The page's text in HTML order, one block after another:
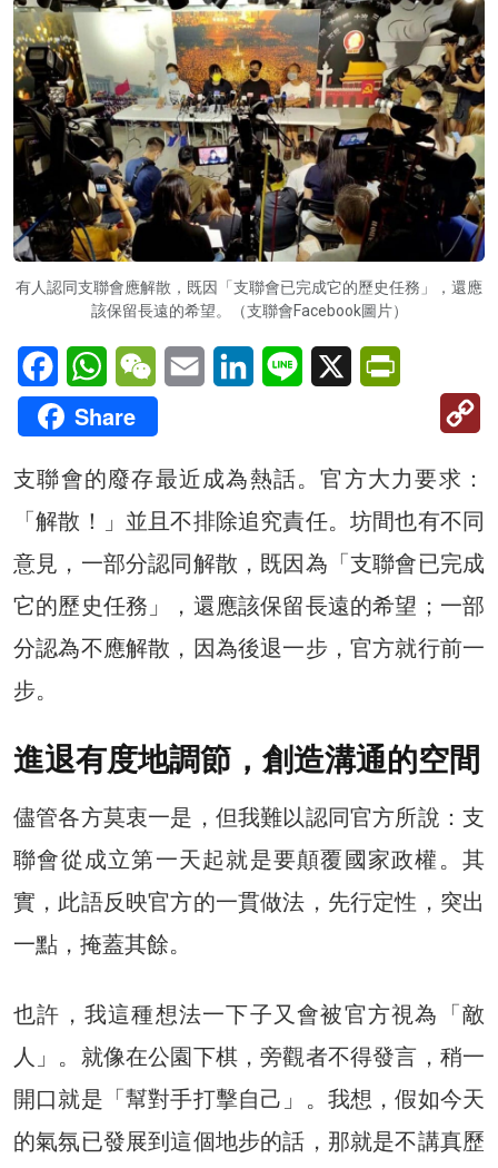
有人認同支聯會應解散，既因「支聯會已完成它的歷史任務」，還應
該保留長遠的希望。（支聯會Facebook圖片）
FacebookWhatsAppWeChatEmail LinkedInLine X
Share
支聯會的廢存最近成為熱話。官方大力要求：
「解散！」並且不排除追究責任。坊間也有不同
意見，一部分認同解散，既因為「支聯會已完成
它的歷史任務」，還應該保留長遠的希望；一部
分認為不應解散，因為後退一步，官方就行前一
步。
進退有度地調節，創造溝通的空間
儘管各方莫衷一是，但我難以認同官方所說：支
聯會從成立第一天起就是要顛覆國家政權。其
實，此語反映官方的一貫做法，先行定性，突出
一點，掩蓋其餘。
也許，我這種想法一下子又會被官方視為「敵
人」。就像在公園下棋，旁觀者不得發言，稍一
開口就是「幫對手打擊自己」。我想，假如今天
的氣氛已發展到這個地步的話，那就是不講真歷